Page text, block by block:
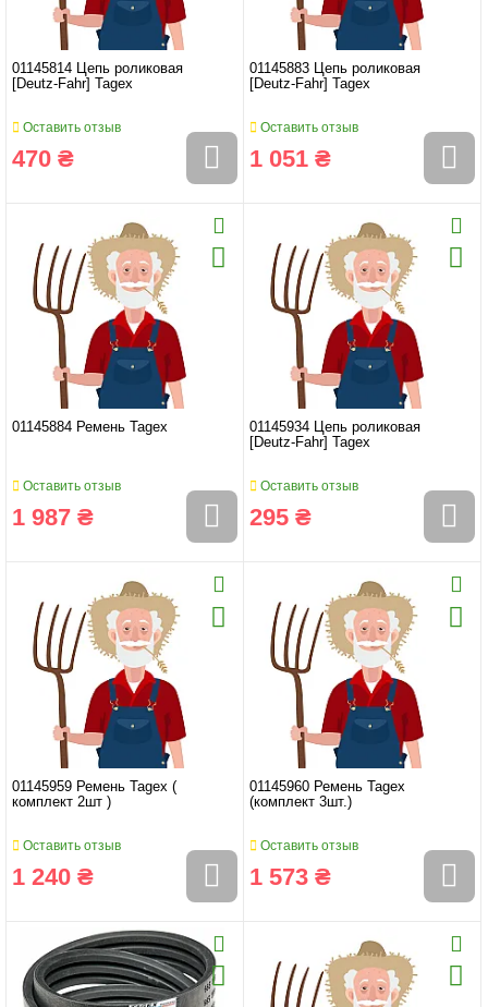
01145814 Цепь роликовая
[Deutz-Fahr] Tagex
Оставить отзыв
470 ₴
01145883 Цепь роликовая
[Deutz-Fahr] Tagex
Оставить отзыв
1 051 ₴
01145884 Ремень Tagex
Оставить отзыв
1 987 ₴
01145934 Цепь роликовая
[Deutz-Fahr] Tagex
Оставить отзыв
295 ₴
01145959 Ремень Tagex (
комплект 2шт )
Оставить отзыв
1 240 ₴
01145960 Ремень Tagex
(комплект 3шт.)
Оставить отзыв
1 573 ₴